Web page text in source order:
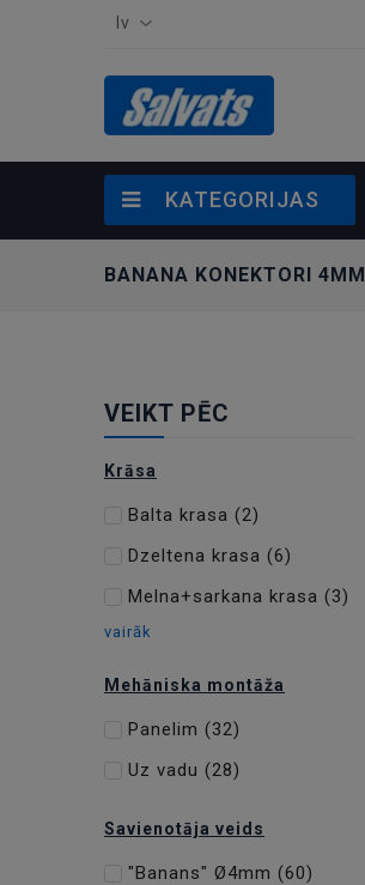
lv
KATEGORIJAS
BANANA KONEKTORI 4MM
VEIKT PĒC
Krāsa
Balta krasa (2)
Dzeltena krasa (6)
Melna+sarkana krasa (3)
vairāk
Mehāniska montāža
Panelim (32)
Uz vadu (28)
Savienotāja veids
"Banans" Ø4mm (60)